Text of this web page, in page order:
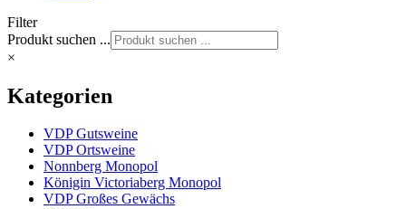
Filter
Produkt suchen ...
×
Kategorien
VDP Gutsweine
VDP Ortsweine
Nonnberg Monopol
Königin Victoriaberg Monopol
VDP Großes Gewächs